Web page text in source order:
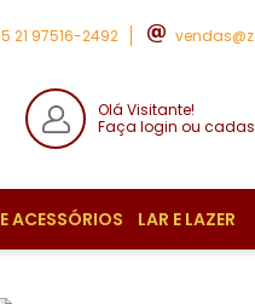
21 97516-2492
Olá Visitante!
Faça login ou
ACESSÓRIOS LAR E LAZER